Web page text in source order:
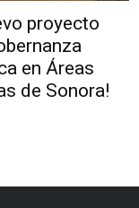
proyecto
en Áreas
de Sonora!